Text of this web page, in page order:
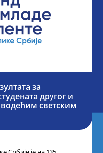
за
другог и
водећим светским